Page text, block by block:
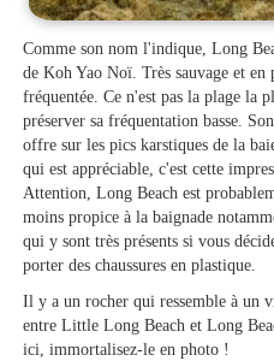
Comme son nom l'indique, Long
de Koh Yao Noï. Très sauvage et
fréquentée. Ce n'est pas la plage la
préserver sa fréquentation basse.
offre sur les pics karstiques de la
qui est appréciable, c'est cette
Attention, Long Beach est
moins propice à la baignade
qui y sont très présents si vous
porter des chaussures en plastique.
Il y a un rocher qui ressemble à un
entre Little Long Beach et Long
ici, immortalisez-le en photo !